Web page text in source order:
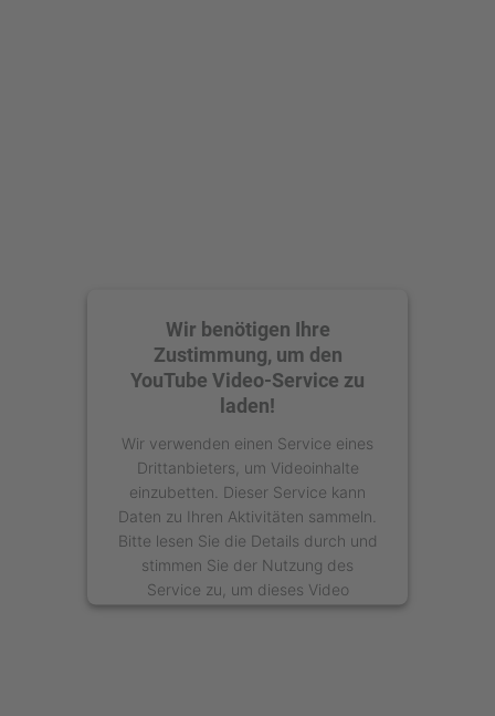
Wir benötigen Ihre
Zustimmung, um den
YouTube Video-Service zu
laden!
Wir verwenden einen Service eines
Drittanbieters, um Videoinhalte
einzubetten. Dieser Service kann
Daten zu Ihren Aktivitäten sammeln.
Bitte lesen Sie die Details durch und
stimmen Sie der Nutzung des
Service zu, um dieses Video
anzusehen.